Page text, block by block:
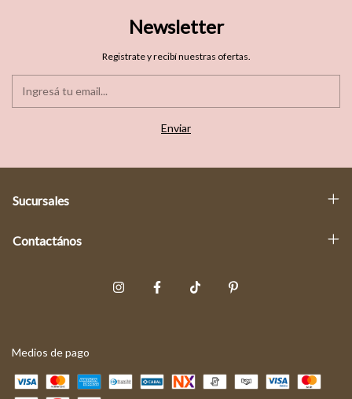
Newsletter
Registrate y recibí nuestras ofertas.
Sucursales
Contactános
Medios de pago